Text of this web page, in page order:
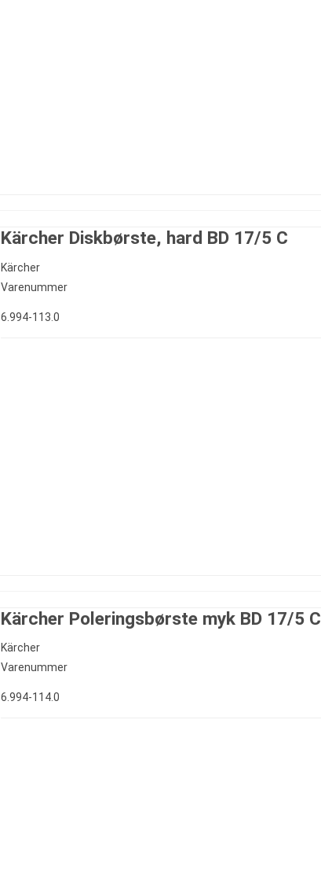
Kärcher Diskbørste, hard BD 17/5 C
Kärcher
Varenummer
6.994-113.0
Kärcher Poleringsbørste myk BD 17/5 C
Kärcher
Varenummer
6.994-114.0